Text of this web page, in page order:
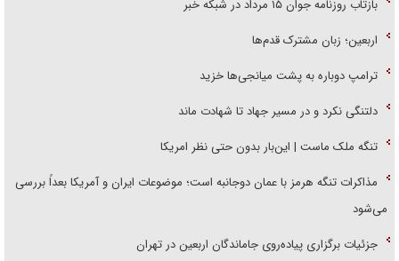
بازتاب روزنامه جوان ۱۵ مرداد در شبکه خبر
اربعین؛ زبان مشترک قدم‌ها
ترامپ دوباره به پشت میانجی‌ها خزید
دلتنگی نکرد و در مسیر جهاد تا شهادت ماند
تنگه ملک ماست | این‌بار بدون حتی نظر امریکا
مذاکرات تنگه هرمز با عمان دوجانبه است؛ موضوعات ایران و آمریکا بعداً بررسی
می‌شود
جزئیات برگزاری پیاده‌روی جاماندگان اربعین در تهران